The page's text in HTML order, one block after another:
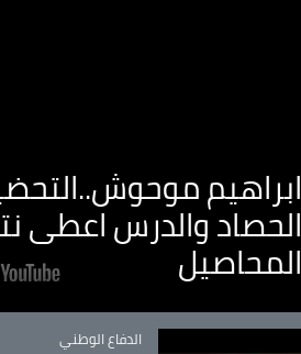
ابراهيم
الحصاد والدرس اعطى
المحاصيل
Catégorie
الدفاع الوطني